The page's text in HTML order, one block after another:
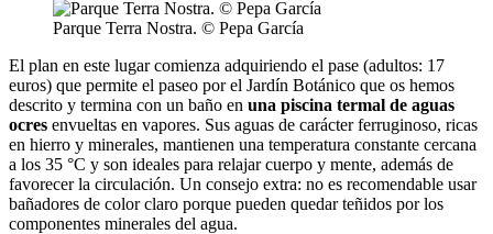
Parque Terra Nostra. © Pepa García
El plan en este lugar comienza adquiriendo el pase (adultos: 17
euros) que permite el paseo por el Jardín Botánico que os hemos
descrito y termina con un baño en una piscina termal de aguas
ocres envueltas en vapores. Sus aguas de carácter ferruginoso, ricas
en hierro y minerales, mantienen una temperatura constante cercana
a los 35 °C y son ideales para relajar cuerpo y mente, además de
favorecer la circulación. Un consejo extra: no es recomendable usar
bañadores de color claro porque pueden quedar teñidos por los
componentes minerales del agua.